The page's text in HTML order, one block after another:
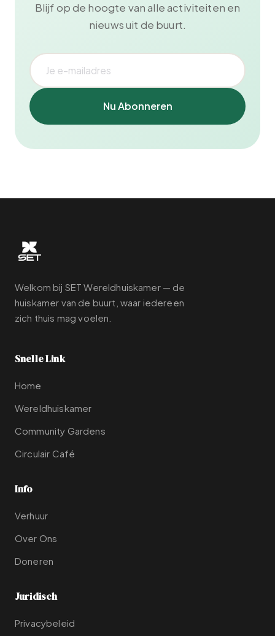
Blijf op de hoogte van alle activiteiten en
nieuws uit de buurt.
Nu Abonneren
Welkom bij SET Wereldhuiskamer — de
huiskamer van de buurt, waar iedereen
zich thuis mag voelen.
Snelle Link
Home
Wereldhuiskamer
Community Gardens
Circulair Café
Info
Verhuur
Over Ons
Doneren
Juridisch
Privacybeleid